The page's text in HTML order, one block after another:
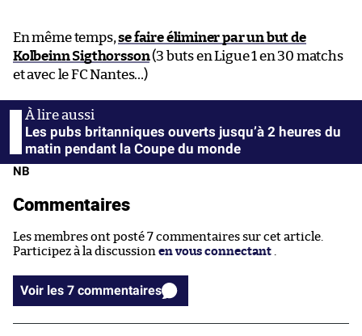
En même temps,se faire éliminer par un but de
Kolbeinn Sigthorsson(3 buts en Ligue 1 en 30 matchs
et avec le FC Nantes…)
Les pubs britanniques ouverts jusqu’à 2 heures du
matin pendant la Coupe du monde
NB
Commentaires
Les membres ont posté 7 commentaires sur cet article.
Participez à la discussion en vous connectant
Voir les 7 commentaires